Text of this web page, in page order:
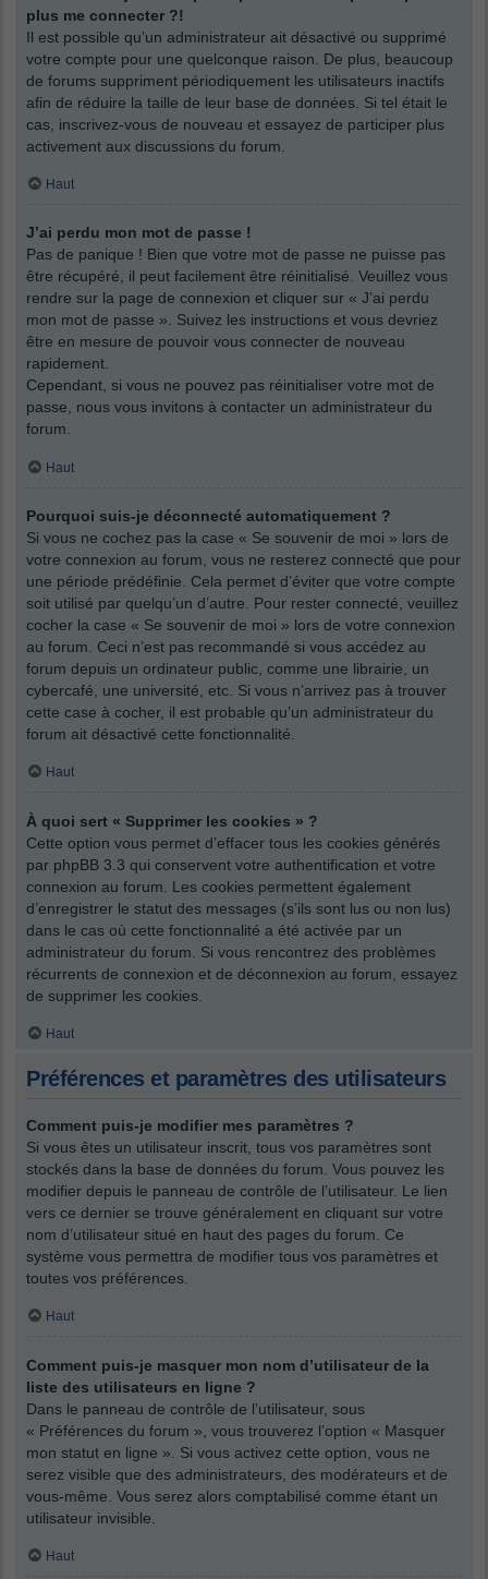
plus me connecter ?!
Il est possible qu’un administrateur ait désactivé ou supprimé
votre compte pour une quelconque raison. De plus, beaucoup
de forums suppriment périodiquement les utilisateurs inactifs
afin de réduire la taille de leur base de données. Si tel était le
cas, inscrivez-vous de nouveau et essayez de participer plus
activement aux discussions du forum.
Haut
J’ai perdu mon mot de passe !
Pas de panique ! Bien que votre mot de passe ne puisse pas
être récupéré, il peut facilement être réinitialisé. Veuillez vous
rendre sur la page de connexion et cliquer sur « J’ai perdu
mon mot de passe ». Suivez les instructions et vous devriez
être en mesure de pouvoir vous connecter de nouveau
rapidement.
Cependant, si vous ne pouvez pas réinitialiser votre mot de
passe, nous vous invitons à contacter un administrateur du
forum.
Haut
Pourquoi suis-je déconnecté automatiquement ?
Si vous ne cochez pas la case « Se souvenir de moi » lors de
votre connexion au forum, vous ne resterez connecté que pour
une période prédéfinie. Cela permet d’éviter que votre compte
soit utilisé par quelqu’un d’autre. Pour rester connecté, veuillez
cocher la case « Se souvenir de moi » lors de votre connexion
au forum. Ceci n’est pas recommandé si vous accédez au
forum depuis un ordinateur public, comme une librairie, un
cybercafé, une université, etc. Si vous n’arrivez pas à trouver
cette case à cocher, il est probable qu’un administrateur du
forum ait désactivé cette fonctionnalité.
Haut
À quoi sert « Supprimer les cookies » ?
Cette option vous permet d’effacer tous les cookies générés
par phpBB 3.3 qui conservent votre authentification et votre
connexion au forum. Les cookies permettent également
d’enregistrer le statut des messages (s’ils sont lus ou non lus)
dans le cas où cette fonctionnalité a été activée par un
administrateur du forum. Si vous rencontrez des problèmes
récurrents de connexion et de déconnexion au forum, essayez
de supprimer les cookies.
Haut
Préférences et paramètres des utilisateurs
Comment puis-je modifier mes paramètres ?
Si vous êtes un utilisateur inscrit, tous vos paramètres sont
stockés dans la base de données du forum. Vous pouvez les
modifier depuis le panneau de contrôle de l’utilisateur. Le lien
vers ce dernier se trouve généralement en cliquant sur votre
nom d’utilisateur situé en haut des pages du forum. Ce
système vous permettra de modifier tous vos paramètres et
toutes vos préférences.
Haut
Comment puis-je masquer mon nom d’utilisateur de la
liste des utilisateurs en ligne ?
Dans le panneau de contrôle de l’utilisateur, sous
« Préférences du forum », vous trouverez l’option « Masquer
mon statut en ligne ». Si vous activez cette option, vous ne
serez visible que des administrateurs, des modérateurs et de
vous-même. Vous serez alors comptabilisé comme étant un
utilisateur invisible.
Haut